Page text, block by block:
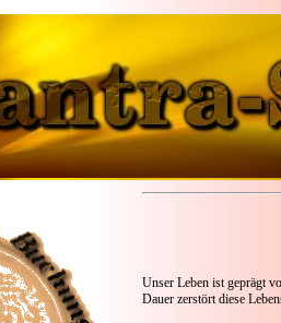
Unser Leben ist geprägt
Dauer zerstört diese